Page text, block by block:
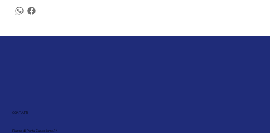
CONTATTI
Piazza di Porta Castiglione, 14